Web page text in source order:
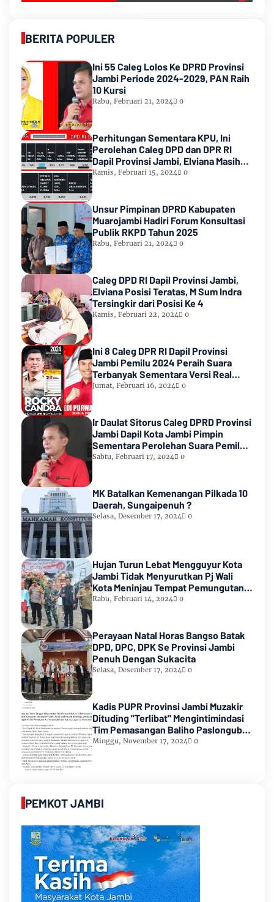
BERITA POPULER
Ini 55 Caleg Lolos Ke DPRD Provinsi
Jambi Periode 2024-2029, PAN Raih
10 Kursi
Rabu, Februari 21, 2024 0
Perhitungan Sementara KPU, Ini
Perolehan Caleg DPD dan DPR RI
Dapil Provinsi Jambi, Elviana Masih
Urutan Kedua Teratas
Kamis, Februari 15, 2024 0
Unsur Pimpinan DPRD Kabupaten
Muarojambi Hadiri Forum Konsultasi
Publik RKPD Tahun 2025
Rabu, Februari 21, 2024 0
Caleg DPD RI Dapil Provinsi Jambi,
Elviana Posisi Teratas, M Sum Indra
Tersingkir dari Posisi Ke 4
Kamis, Februari 22, 2024 0
Ini 8 Caleg DPR RI Dapil Provinsi
Jambi Pemilu 2024 Peraih Suara
Terbanyak Sementara Versi Real
Count KPU RI
Jumat, Februari 16, 2024 0
Ir Daulat Sitorus Caleg DPRD Provinsi
Jambi Dapil Kota Jambi Pimpin
Sementara Perolehan Suara Pemilu
2024
Sabtu, Februari 17, 2024 0
MK Batalkan Kemenangan Pilkada 10
Daerah, Sungaipenuh ?
Selasa, Desember 17, 2024 0
Hujan Turun Lebat Mengguyur Kota
Jambi Tidak Menyurutkan Pj Wali
Kota Meninjau Tempat Pemungutan
Suara Pemilu 2024
Rabu, Februari 14, 2024 0
Perayaan Natal Horas Bangso Batak
DPD, DPC, DPK Se Provinsi Jambi
Penuh Dengan Sukacita
Selasa, Desember 17, 2024 0
Kadis PUPR Provinsi Jambi Muzakir
Dituding "Terlibat" Mengintimindasi
Tim Pemasangan Baliho Paslongub
Romi-Sudirman
Minggu, November 17, 2024 0
PEMKOT JAMBI